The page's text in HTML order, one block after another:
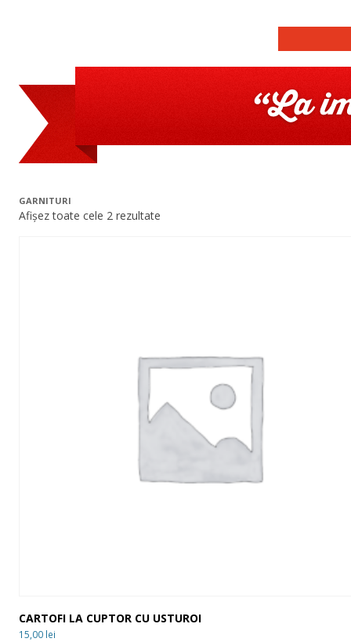
autoservire
GARNITURI
Afișez toate cele 2 rezultate
CARTOFI LA CUPTOR CU USTUROI
15,00 lei